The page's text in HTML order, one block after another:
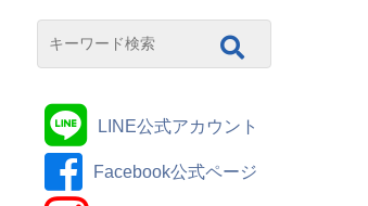
LINE公式アカウント
Facebook公式ページ